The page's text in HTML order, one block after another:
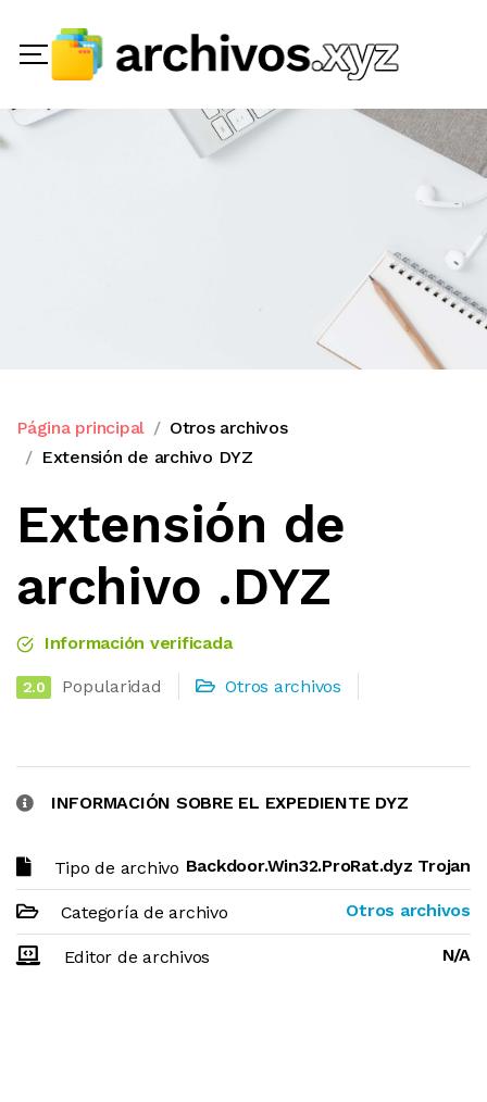
Página principal
Otros archivos
Extensión de archivo DYZ
Extensión de
archivo .DYZ
Información verificada
2.0 Popularidad Otros archivos
INFORMACIÓN SOBRE EL EXPEDIENTE DYZ
Tipo de archivo Backdoor.Win32.ProRat.dyz Trojan
Categoría de archivo Otros archivos
Editor de archivos N/A